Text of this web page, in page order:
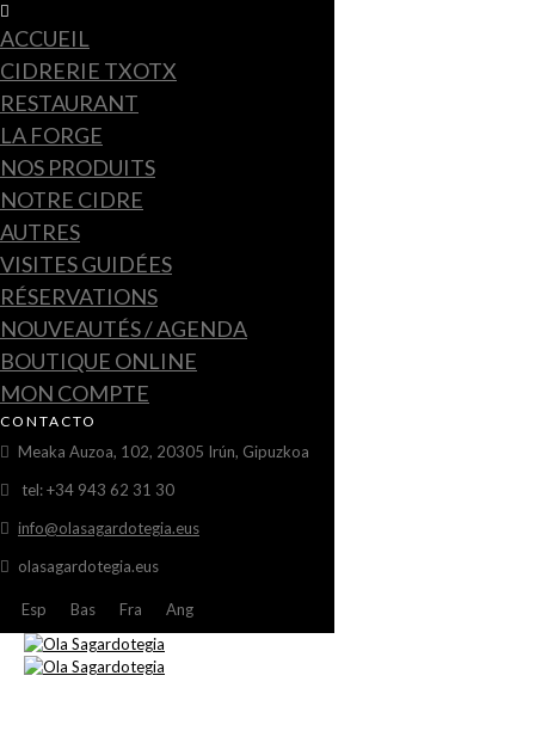
ACCUEIL
CIDRERIE TXOTX
RESTAURANT
LA FORGE
NOS PRODUITS
NOTRE CIDRE
AUTRES
VISITES GUIDÉES
RÉSERVATIONS
NOUVEAUTÉS / AGENDA
BOUTIQUE ONLINE
MON COMPTE
CONTACTO
Meaka Auzoa, 102, 20305 Irún, Gipuzkoa
tel: +34 943 62 31 30
info@olasagardotegia.eus
olasagardotegia.eus
Esp Bas Fra Ang